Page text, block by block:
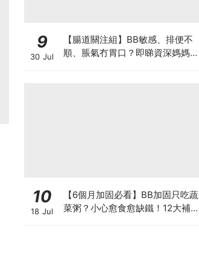
9
30 Jul
【腸道關注組】BB敏感、排便不
順、脹氣冇胃口？即睇資深媽媽分
10
18 Jul
【6個月加固必看】BB加固只吃蔬
菜粥？小心愈食愈缺鐵！12大補鐵